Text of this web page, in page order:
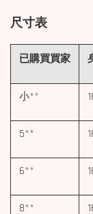
尺寸表
已購買買家
小**
5**
6**
8**